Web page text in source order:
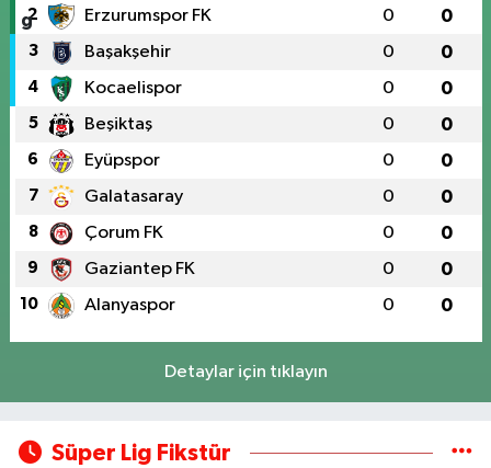
2 Erzurumspor FK 0 0
3 Başakşehir 0 0
4 Kocaelispor 0 0
5 Beşiktaş 0 0
6 Eyüpspor 0 0
7 Galatasaray 0 0
8 Çorum FK 0 0
9 Gaziantep FK 0 0
10 Alanyaspor 0 0
Detaylar için tıklayın
Süper Lig Fikstür